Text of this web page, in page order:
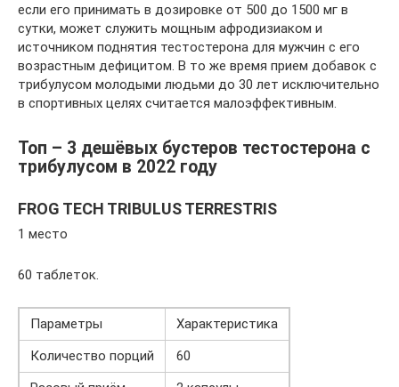
если его принимать в дозировке от 500 до 1500 мг в
сутки, может служить мощным афродизиаком и
источником поднятия тестостерона для мужчин с его
возрастным дефицитом. В то же время прием добавок с
трибулусом молодыми людьми до 30 лет исключительно
в спортивных целях считается малоэффективным.
Топ – 3 дешёвых бустеров тестостерона с
трибулусом в 2022 году
FROG TECH TRIBULUS TERRESTRIS
1 место
60 таблеток.
Параметры
Характеристика
Количество порций
60